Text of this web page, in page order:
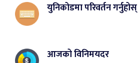
युनिकोडमा परिवर्तन गर्नुहोस्
आजको विनिमयदर